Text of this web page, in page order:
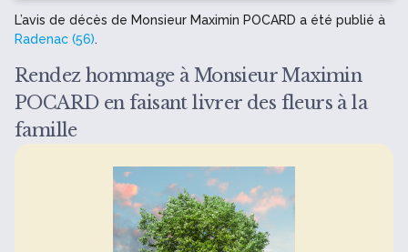
L’avis de décès de Monsieur Maximin POCARD a été publié à
Radenac (56).
Rendez hommage à Monsieur Maximin
POCARD en faisant livrer des fleurs à la
famille